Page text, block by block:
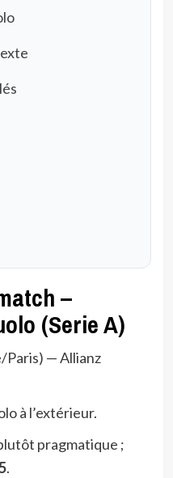
–
(Serie A)
— Allianz
à l’extérieur.
pragmatique ;
.